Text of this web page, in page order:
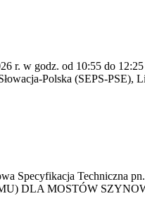
r. w godz. od 10:55 do
Polska (SEPS-
Specyfikacja
MOSTÓW